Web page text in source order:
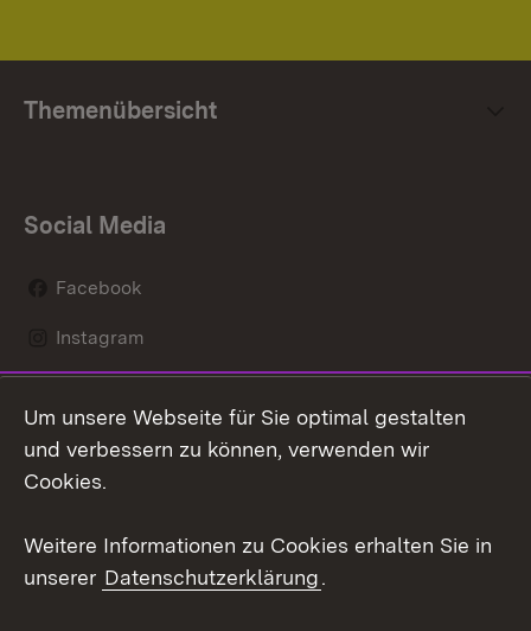
Themenübersicht
Social Media
Facebook
Instagram
Mastodon
Youtube
Kontakt
Datenschutz
Um unsere Webseite für Sie optimal gestalten
und verbessern zu können, verwenden wir
Cookies.
Weitere Informationen zu Cookies erhalten Sie in
unserer Datenschutzerklärung.